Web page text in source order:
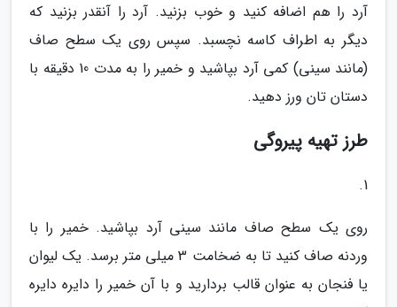
آرد را هم اضافه کنید و خوب بزنید. آرد را آنقدر بزنید که
دیگر به اطراف کاسه نچسبد. سپس روی یک سطح صاف
(مانند سینی) کمی آرد بپاشید و خمیر را به مدت 10 دقیقه با
دستان تان ورز دهید.
طرز تهیه پیروگی
1.
روی یک سطح صاف مانند سینی آرد بپاشید. خمیر را با
وردنه صاف کنید تا به ضخامت 3 میلی متر برسد. یک لیوان
یا فنجان به عنوان قالب بردارید و با آن خمیر را دایره دایره